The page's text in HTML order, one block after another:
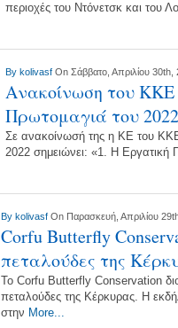
περιοχές του Ντόνετσκ και του
By kolivasf On Σάββατο, Απριλίου 30th,
Ανακοίνωση του ΚΚΕ
Πρωτομαγιά του 2022
Σε ανακοίνωσή της η ΚΕ του
2022 σημειώνει: «1. Η Εργατική
By kolivasf On Παρασκευή, Απριλίου
Corfu Butterfly
πεταλούδες της
Το Corfu Butterfly Conservation
πεταλούδες της Κέρκυρας. Η
στην More...